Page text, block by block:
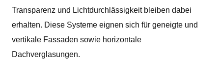
Transparenz und Lichtdurchlässigkeit bleiben dabei
erhalten. Diese Systeme eignen sich für geneigte und
vertikale Fassaden sowie horizontale
Dachverglasungen.